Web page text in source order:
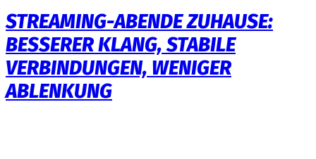
STREAMING-ABENDE ZUHAUSE:
BESSERER KLANG, STABILE
VERBINDUNGEN, WENIGER
ABLENKUNG